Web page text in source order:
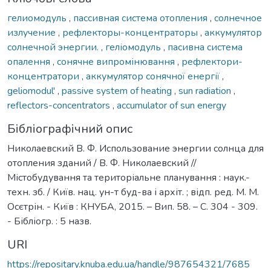
гелиомодуль , пассивная система отопления , солнечное
излучение , рефлекторы-концентраторы , аккумулятор
солнечной энергии. , геліомодуль , пасивна система
опалення , сонячне випромінювання , рефлектори-
концентратори , аккумулятор сонячної енергії,
geliomodul' , passive system of heating , sun radiation ,
reflectors-concentrators , accumulator of sun energy
Бібліографічний опис
Николаевский В. Ф. Использование энергии солнца для
отопления зданий / В. Ф. Николаевский //
Містобудування та територіальне планування : наук.-
техн. зб. / Київ. нац. ун-т буд-ва і архіт. ; відп. ред. М. М.
Осєтрін. - Київ : КНУБА, 2015. – Вип. 58. – С. 304 - 309.
- Бібліогр. : 5 назв.
URI
https://repositary.knuba.edu.ua/handle/987654321/7685